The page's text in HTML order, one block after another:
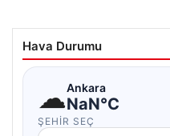
Hava Durumu
☁Ankara
NaN°C
ŞEHIR SEÇ